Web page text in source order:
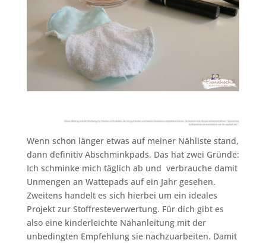
Wenn schon länger etwas auf meiner Nähliste stand,
dann definitiv Abschminkpads. Das hat zwei Gründe:
Ich schminke mich täglich ab und verbrauche damit
Unmengen an Wattepads auf ein Jahr gesehen.
Zweitens handelt es sich hierbei um ein ideales
Projekt zur Stoffresteverwertung. Für dich gibt es
also eine kinderleichte Nähanleitung mit der
unbedingten Empfehlung sie nachzuarbeiten. Damit